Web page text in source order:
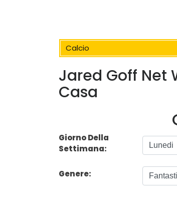
Calcio
Jared Goff Net
Casa
Giorno Della
Settimana:
Genere: